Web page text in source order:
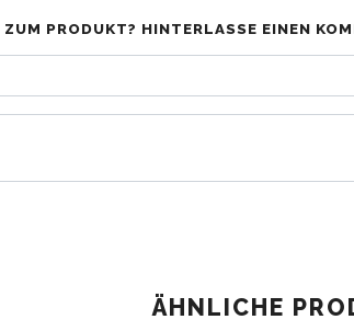
PRODUKT? HINTERLASSE EINEN
ÄHNLICHE